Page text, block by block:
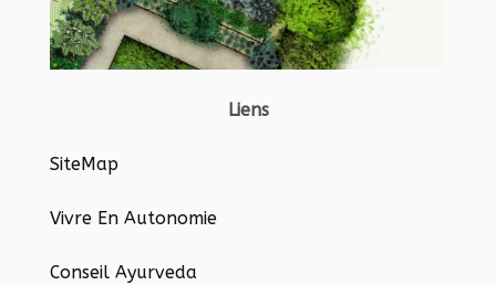
Liens
SiteMap
Vivre En Autonomie
Conseil Ayurveda